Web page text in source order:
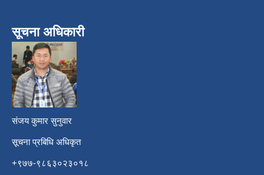
सूचना अधिकारी
संजय कुमार सुनुवार
सूचना प्रबिधि अधिकृत
+९७७-९८६३०२३०१८